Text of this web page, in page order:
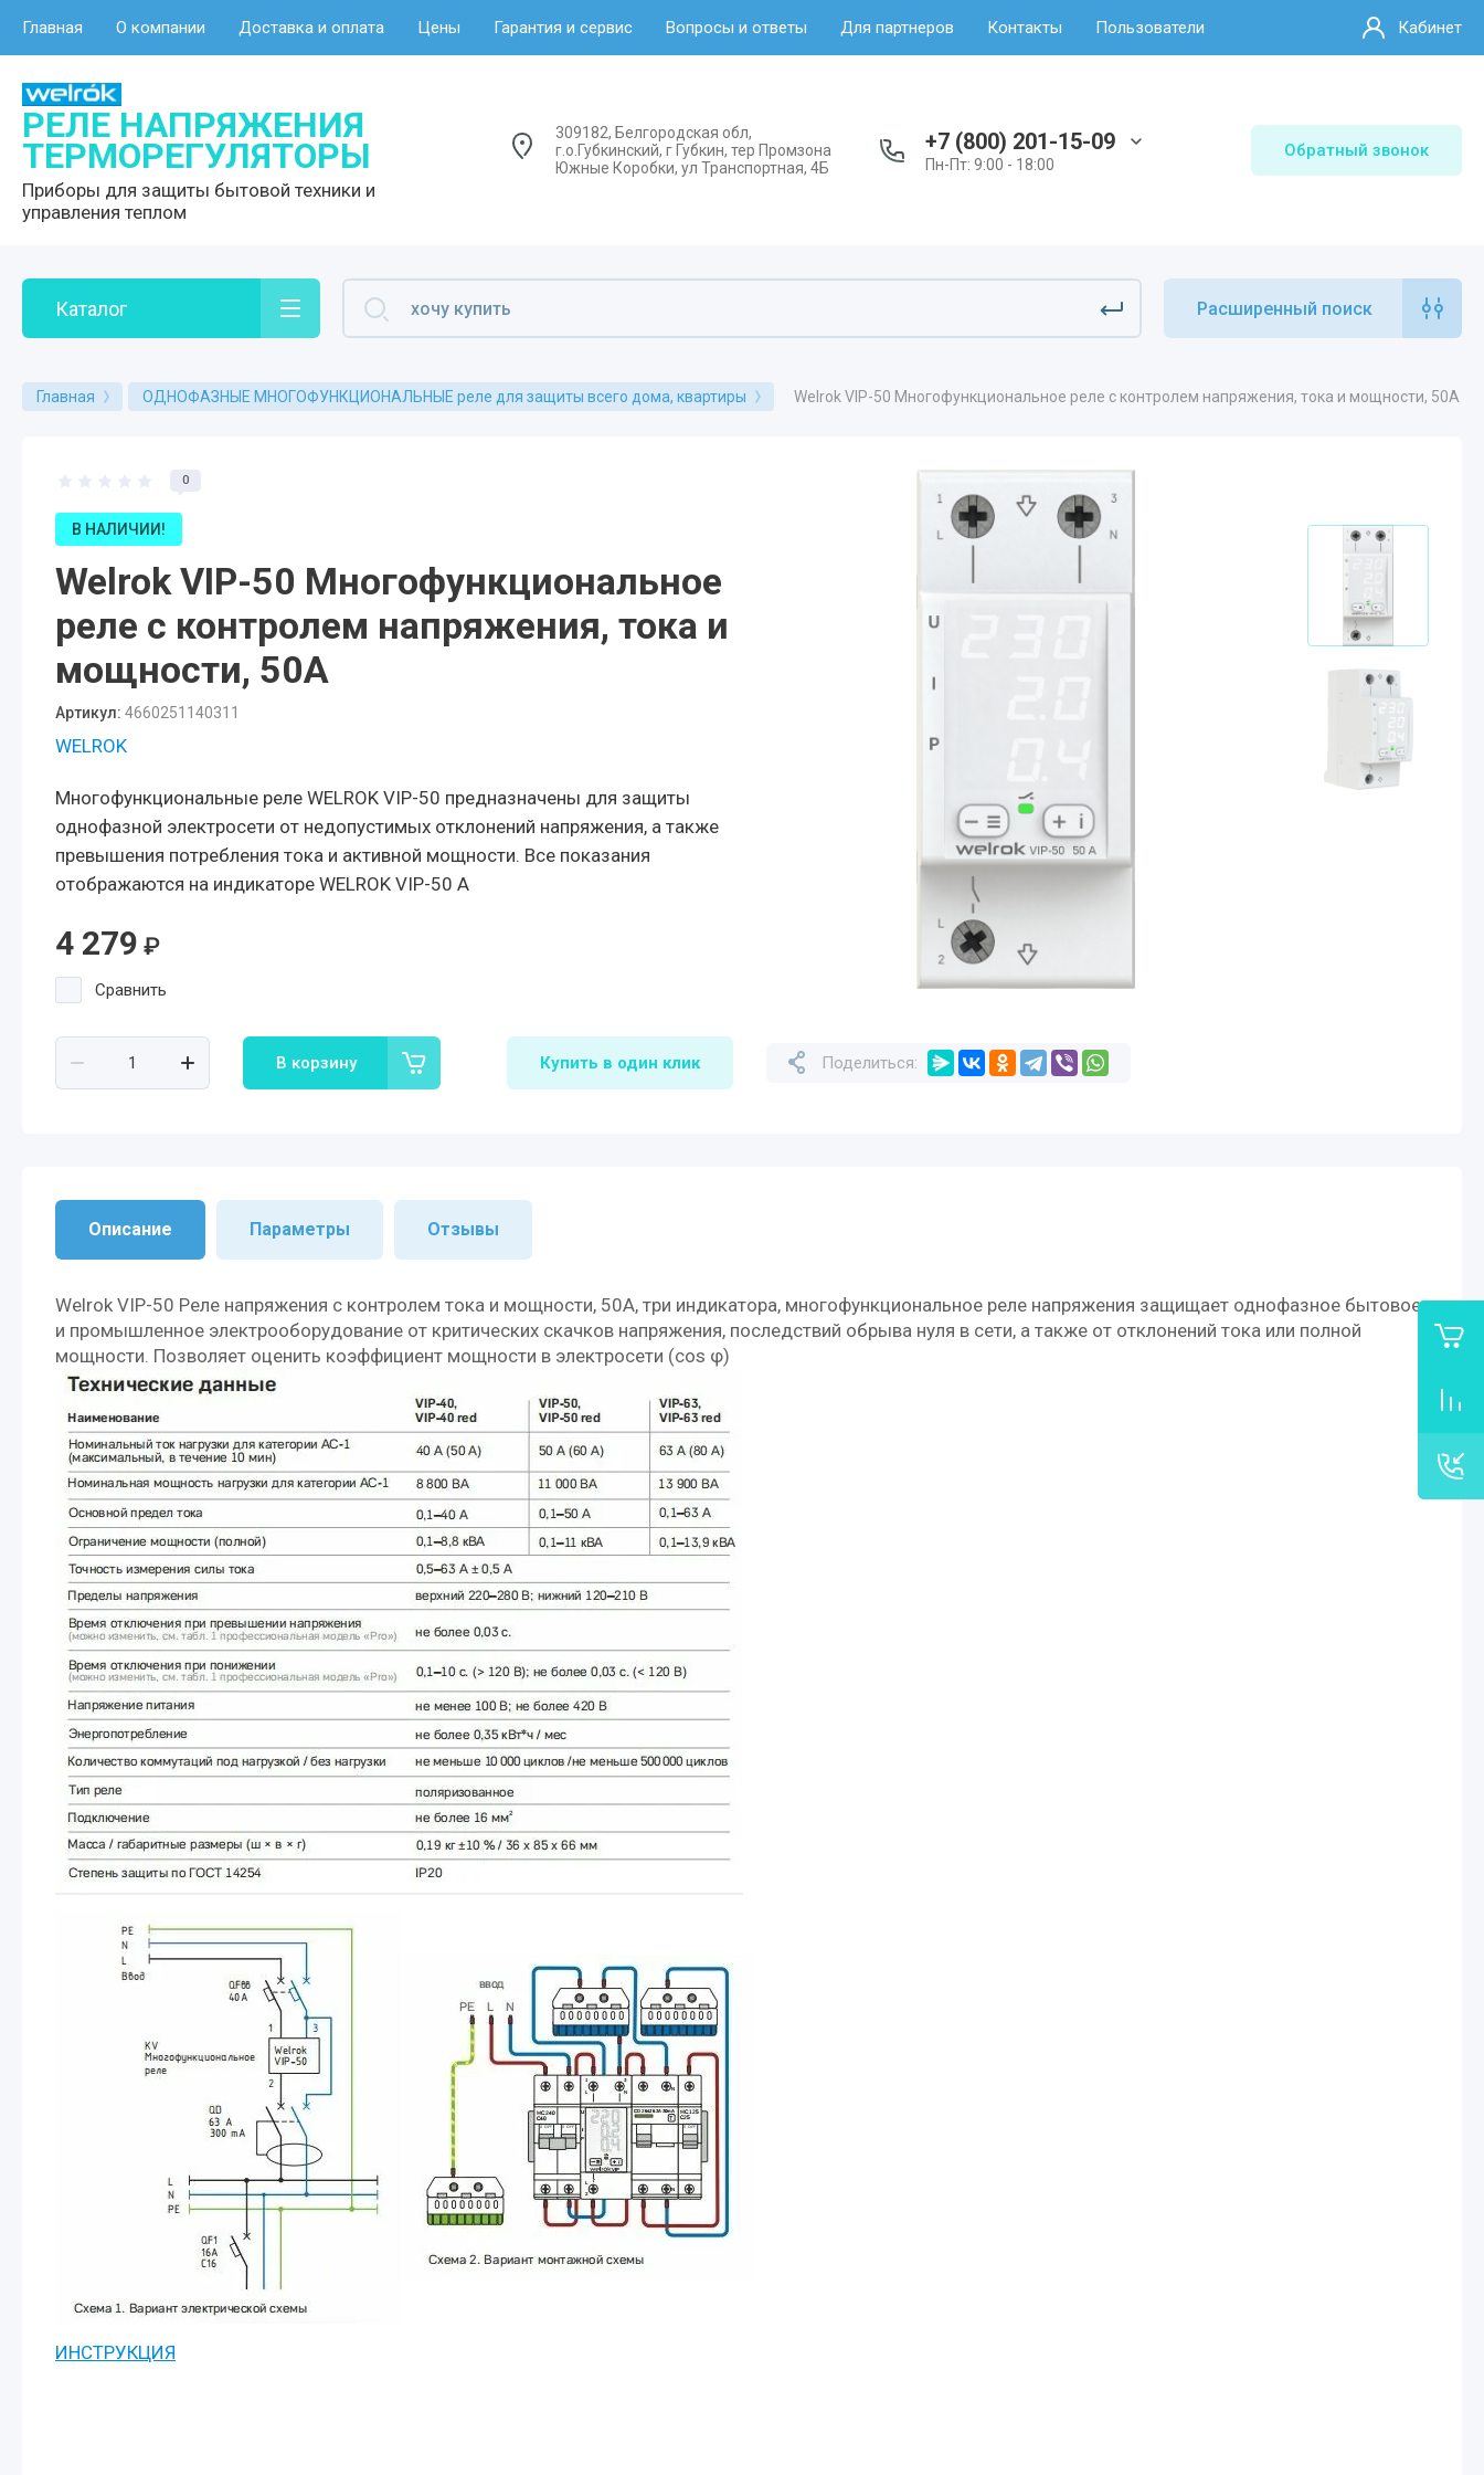
Главная О компании Доставка и оплата Цены Гарантия и сервис Вопросы и ответы Для партнеров Контакты Пользователи Кабинет
РЕЛЕ НАПРЯЖЕНИЯ
ТЕРМОРЕГУЛЯТОРЫ
Приборы для защиты бытовой техники и
управления теплом
309182, Белгородская обл,
г.о.Губкинский, г Губкин, тер Промзона
Южные Коробки, ул Транспортная, 4Б
+7 (800) 201-15-09
Пн-Пт: 9:00 - 18:00
Обратный звонок
Каталог Расширенный поиск
Главная ОДНОФАЗНЫЕ МНОГОФУНКЦИОНАЛЬНЫЕ реле для защиты всего дома, квартиры Welrok VIP-50 Многофункциональное реле с контролем напряжения, тока и мощности, 50А
0
В НАЛИЧИИ!
Welrok VIP-50 Многофункциональное
реле с контролем напряжения, тока и
мощности, 50А
Артикул: 4660251140311
WELROK
Многофункциональные реле WELROK VIP-50 предназначены для защиты
однофазной электросети от недопустимых отклонений напряжения, а также
превышения потребления тока и активной мощности. Все показания
отображаются на индикаторе WELROK VIP-50 A
4 279 ₽
Сравнить
В корзину Купить в один клик Поделиться:
Описание Параметры Отзывы
Welrok VIP-50 Реле напряжения с контролем тока и мощности, 50А, три индикатора, многофункциональное реле напряжения защищает однофазное бытовое
и промышленное электрооборудование от критических скачков напряжения, последствий обрыва нуля в сети, а также от отклонений тока или полной
мощности. Позволяет оценить коэффициент мощности в электросети (cos φ)
ИНСТРУКЦИЯ